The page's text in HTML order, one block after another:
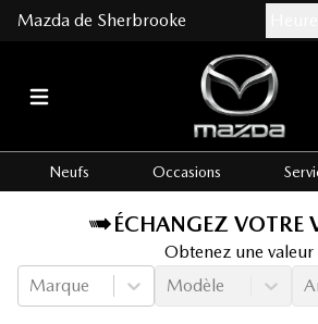
Mazda de Sherbrooke
Neufs Occasions
ÉCHANGEZ VOTRE
Obtenez une valeur
Marque
Modèle